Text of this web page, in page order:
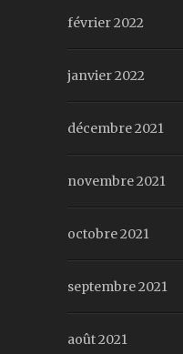
février 2022
janvier 2022
décembre 2021
novembre 2021
octobre 2021
septembre 2021
août 2021